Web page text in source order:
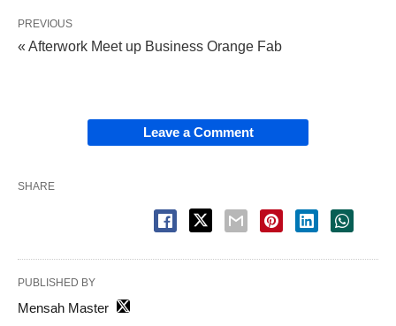
PREVIOUS
« Afterwork Meet up Business Orange Fab
Leave a Comment
SHARE
PUBLISHED BY
Mensah Master